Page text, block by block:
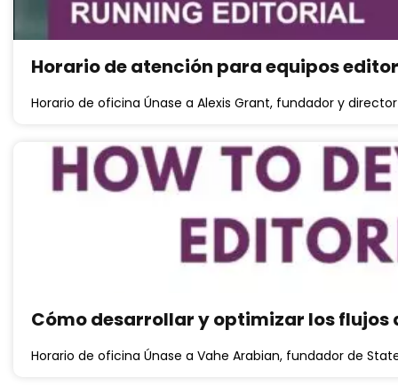
Horario de atención para equipos
Horario de oficina Únase a Alexis Grant, fundador y
Cómo desarrollar y optimizar los
Horario de oficina Únase a Vahe Arabian, fundador de